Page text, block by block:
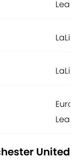
LaLiga
LaLiga
United